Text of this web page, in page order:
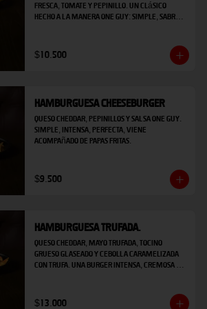
fresca, tomate y pepinillo. Un clásico
hecho a la manera ONE GUY: simple, sabrosa
$10.500
Hamburguesa Cheeseburger
Queso cheddar, pepinillos y salsa One Guy.
Simple, intensa, perfecta, viene
acompañado de papas fritas.
$9.500
Hamburguesa Trufada.
Queso cheddar, mayo trufada, tocino
grueso glaseado y cebolla caramelizada
con trufa. Una burger intensa, cremosa y
$13.000